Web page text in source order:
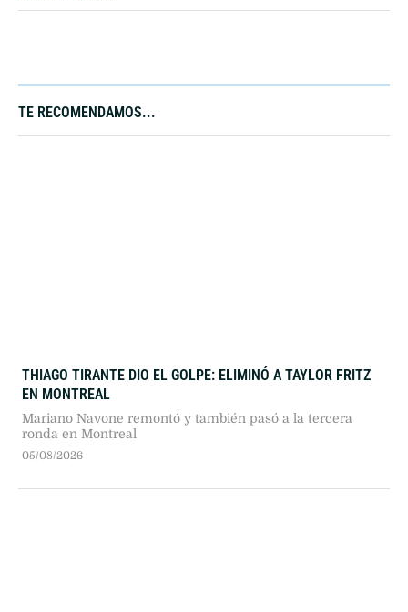
TE RECOMENDAMOS...​
THIAGO TIRANTE DIO EL GOLPE: ELIMINÓ A TAYLOR FRITZ
EN MONTREAL
Mariano Navone remontó y también pasó a la tercera
ronda en Montreal
05/08/2026